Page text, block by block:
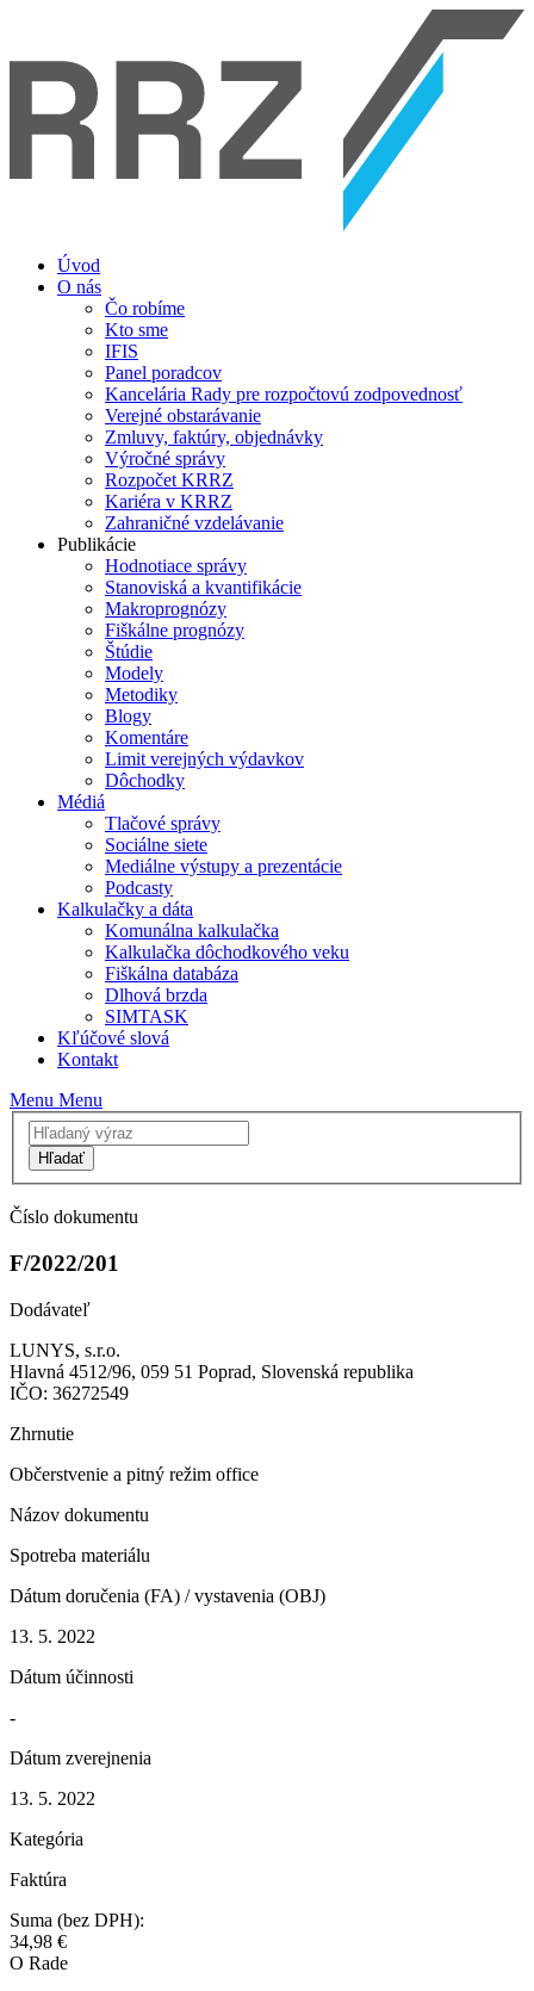
Úvod
O nás
Čo robíme
Kto sme
IFIS
Panel poradcov
Kancelária Rady pre rozpočtovú zodpovednosť
Verejné obstarávanie
Zmluvy, faktúry, objednávky
Výročné správy
Rozpočet KRRZ
Kariéra v KRRZ
Zahraničné vzdelávanie
Publikácie
Hodnotiace správy
Stanoviská a kvantifikácie
Makroprognózy
Fiškálne prognózy
Štúdie
Modely
Metodiky
Blogy
Komentáre
Limit verejných výdavkov
Dôchodky
Médiá
Tlačové správy
Sociálne siete
Mediálne výstupy a prezentácie
Podcasty
Kalkulačky a dáta
Komunálna kalkulačka
Kalkulačka dôchodkového veku
Fiškálna databáza
Dlhová brzda
SIMTASK
Kľúčové slová
Kontakt
Menu Menu
Hľadať
Číslo dokumentu
F/2022/201
Dodávateľ
LUNYS, s.r.o.
Hlavná 4512/96, 059 51 Poprad, Slovenská republika
IČO: 36272549
Zhrnutie
Občerstvenie a pitný režim office
Názov dokumentu
Spotreba materiálu
Dátum doručenia (FA) / vystavenia (OBJ)
13. 5. 2022
Dátum účinnosti
-
Dátum zverejnenia
13. 5. 2022
Kategória
Faktúra
Suma (bez DPH):
34,98 €
O Rade